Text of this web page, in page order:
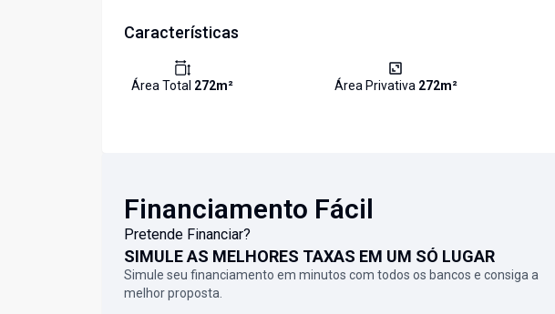
Características
Área Total 272m² Área Privativa 272m²
Financiamento Fácil
Pretende Financiar?
SIMULE AS MELHORES TAXAS EM UM SÓ LUGAR
Simule seu financiamento em minutos com todos os bancos e consiga a
melhor proposta.